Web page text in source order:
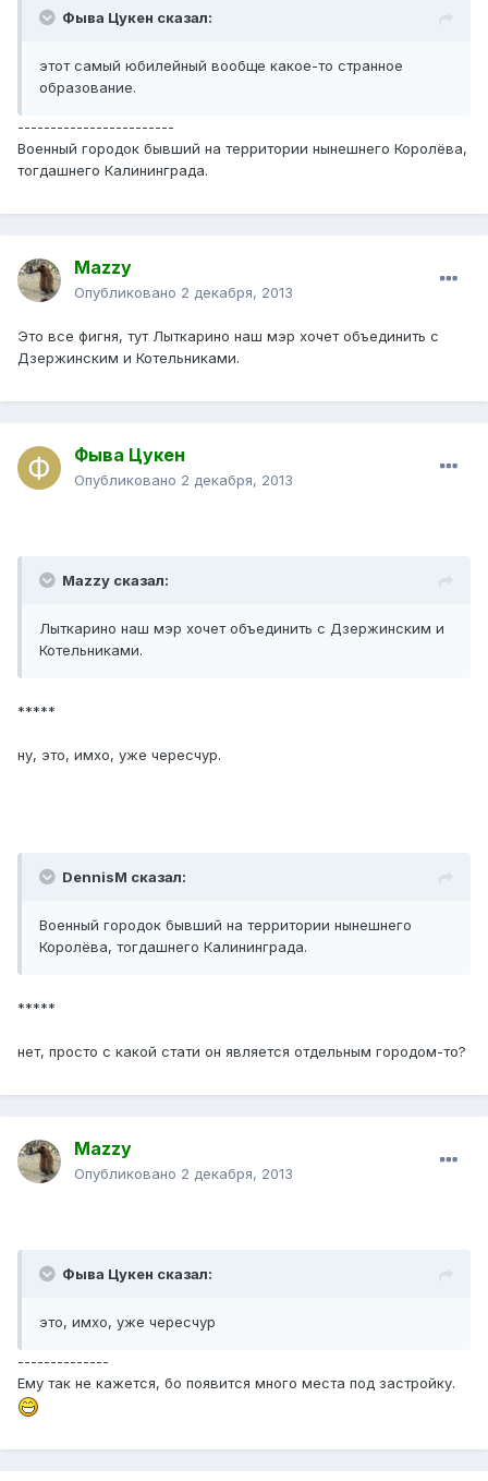
Фыва Цукен сказал:
этот самый юбилейный вообще какое-то странное
образование.
------------------------
Военный городок бывший на территории нынешнего Королёва,
тогдашнего Калининграда.
Mazzy
Опубликовано 2 декабря, 2013
Это все фигня, тут Лыткарино наш мэр хочет объединить с
Дзержинским и Котельниками.
Фыва Цукен
Опубликовано 2 декабря, 2013
Mazzy сказал:
Лыткарино наш мэр хочет объединить с Дзержинским и
Котельниками.
*****
ну, это, имхо, уже чересчур.
DennisM сказал:
Военный городок бывший на территории нынешнего
Королёва, тогдашнего Калининграда.
*****
нет, просто с какой стати он является отдельным городом-то?
Mazzy
Опубликовано 2 декабря, 2013
Фыва Цукен сказал:
это, имхо, уже чересчур
--------------
Ему так не кажется, бо появится много места под застройку.